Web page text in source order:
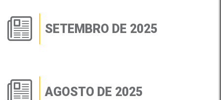
SETEMBRO DE 2025
AGOSTO DE 2025